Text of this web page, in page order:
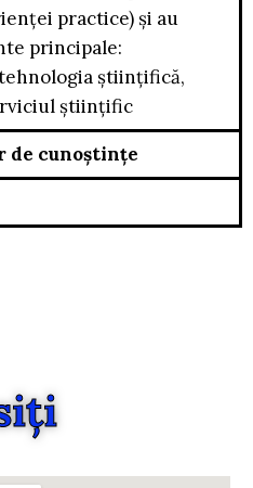
practice) și au
principale:
științifică,
științific
de cunoștințe